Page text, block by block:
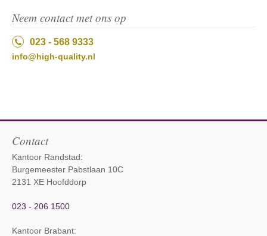
Neem contact met ons op
023 - 568 9333
info@high-quality.nl
Contact
Kantoor Randstad:
Burgemeester Pabstlaan 10C
2131 XE Hoofddorp
023 - 206 1500
Kantoor Brabant: